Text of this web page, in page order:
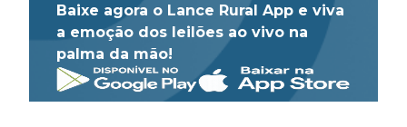
Baixe agora o Lance Rural App e viva
a emoção dos leilões ao vivo na
palma da mão!